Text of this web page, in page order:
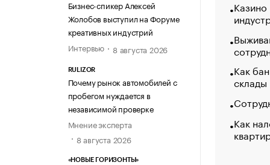
Бизнес-спикер Алексей
Жолобов выступил на Форуме
креативных индустрий
Интервью
8 августа 2026
RULIZOR
Почему рынок автомобилей с
пробегом нуждается в
независимой проверке
Мнение эксперта
8 августа 2026
«НОВЫЕ ГОРИЗОНТЫ»
Как
склады
Как